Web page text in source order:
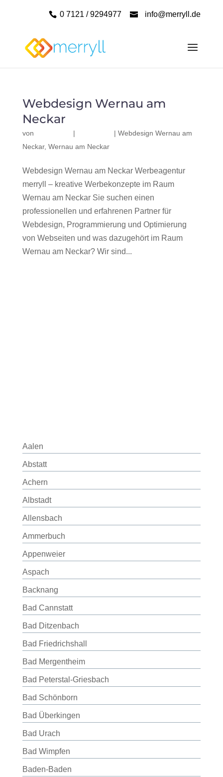
0 7121 / 9294977 info@merryll.de
Webdesign Wernau am
Neckar
von | | Webdesign Wernau am
Neckar, Wernau am Neckar
Webdesign Wernau am Neckar Werbeagentur
merryll – kreative Werbekonzepte im Raum
Wernau am Neckar Sie suchen einen
professionellen und erfahrenen Partner für
Webdesign, Programmierung und Optimierung
von Webseiten und was dazugehört im Raum
Wernau am Neckar? Wir sind...
Aalen
Abstatt
Achern
Albstadt
Allensbach
Ammerbuch
Appenweier
Aspach
Backnang
Bad Cannstatt
Bad Ditzenbach
Bad Friedrichshall
Bad Mergentheim
Bad Peterstal-Griesbach
Bad Schönborn
Bad Überkingen
Bad Urach
Bad Wimpfen
Baden-Baden